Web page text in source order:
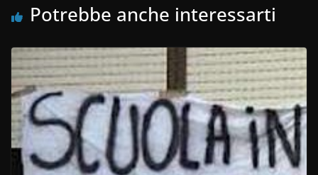
Potrebbe anche interessarti